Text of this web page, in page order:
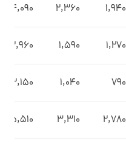
1,940
2,360
4,090
1,270
1,590
2,960
790
1,040
2,150
2,780
3,310
5,510